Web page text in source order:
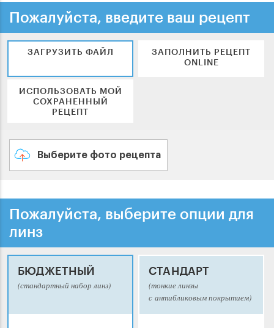
Пожалуйста, введите ваш рецепт
ЗАГРУЗИТЬ ФАЙЛ
ЗАПОЛНИТЬ РЕЦЕПТ
ONLINE
ИСПОЛЬЗОВАТЬ МОЙ
СОХРАНЕННЫЙ
РЕЦЕПТ
Выберите фото рецепта
Пожалуйста, выберите опции для
линз
БЮДЖЕТНЫЙ
(стандартный набор линз)
СТАНДАРТ
(тонкие линзы
с антибликовым покрытием)